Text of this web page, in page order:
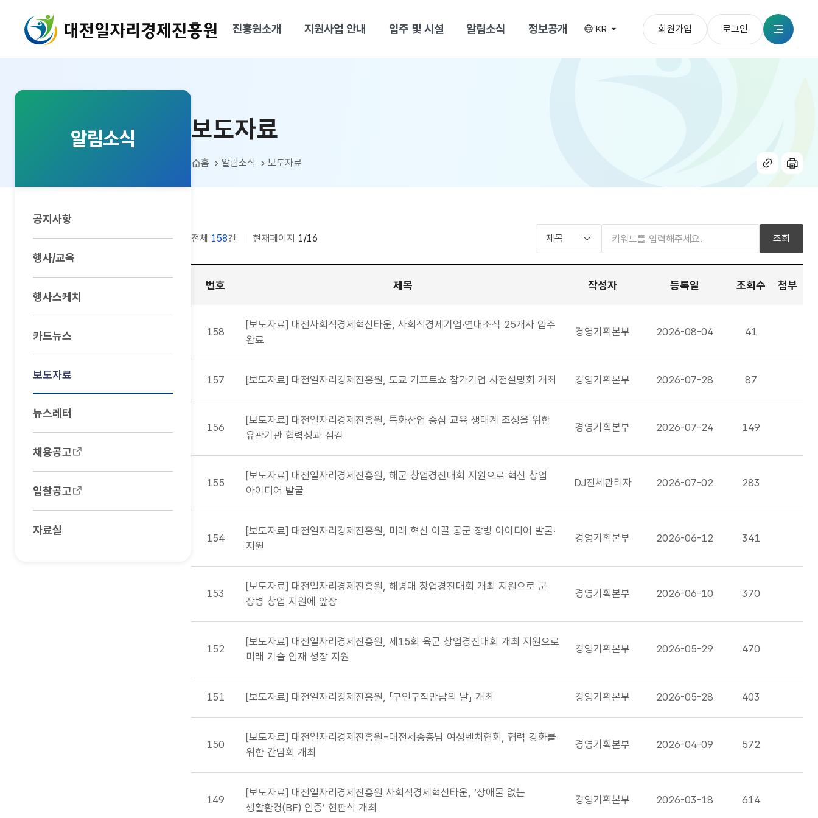
대전일자리경제진흥원 진흥원소개 지원사업 안내 입주 및 시설 알림소식 정보공개 KR 회원가입 로그인
전체메뉴
알림소식
공지사항
행사/교육
행사스케치
카드뉴스
보도자료
뉴스레터
채용공고
입찰공고
자료실
보도자료
홈 알림소식 보도자료
전체 158건 현재페이지 1/16 조회
번호 제목 작성자 등록일 조회수 첨부
158
[보도자료] 대전사회적경제혁신타운, 사회적경제기업·연대조직 25개사 입주
완료
경영기획본부 2026-08-04 41
157 [보도자료] 대전일자리경제진흥원, 도쿄 기프트쇼 참가기업 사전설명회 개최 경영기획본부 2026-07-28 87
156
[보도자료] 대전일자리경제진흥원, 특화산업 중심 교육 생태계 조성을 위한
유관기관 협력성과 점검
경영기획본부 2026-07-24 149
155
[보도자료] 대전일자리경제진흥원, 해군 창업경진대회 지원으로 혁신 창업
아이디어 발굴
DJ전체관리자 2026-07-02 283
154
[보도자료] 대전일자리경제진흥원, 미래 혁신 이끌 공군 장병 아이디어 발굴·
지원
경영기획본부 2026-06-12 341
153
[보도자료] 대전일자리경제진흥원, 해병대 창업경진대회 개최 지원으로 군
장병 창업 지원에 앞장
경영기획본부 2026-06-10 370
152
[보도자료] 대전일자리경제진흥원, 제15회 육군 창업경진대회 개최 지원으로
미래 기술 인재 성장 지원
경영기획본부 2026-05-29 470
151 [보도자료] 대전일자리경제진흥원, 「구인구직만남의 날」 개최 경영기획본부 2026-05-28 403
150
[보도자료] 대전일자리경제진흥원-대전세종충남 여성벤처협회, 협력 강화를
위한 간담회 개최
경영기획본부 2026-04-09 572
149
[보도자료] 대전일자리경제진흥원 사회적경제혁신타운, ‘장애물 없는
생활환경(BF) 인증’ 현판식 개최
경영기획본부 2026-03-18 614